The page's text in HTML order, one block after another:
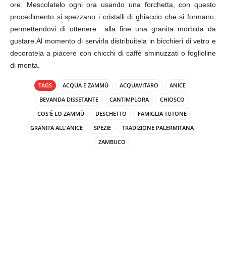
ore. Mescolatelo ogni ora usando una forchetta, con questo
procedimento si spezzano i cristalli di ghiaccio che si formano,
permettendovi di ottenere alla fine una granita morbida da
gustare.Al momento di servirla distribuitela in bicchieri di vetro e
decoratela a piacere con chicchi di caffè sminuzzati o foglioline
di menta.
TAGS ACQUA E ZAMMÙ ACQUAVITARO
ANICE
BEVANDA DISSETANTE
CANTIMPLORA
CHIOSCO
COS'È LO ZAMMÙ
DESCHETTO
FAMIGLIA TUTONE
GRANITA ALL'ANICE
SPEZIE
TRADIZIONE PALERMITANA
ZAMBUCO